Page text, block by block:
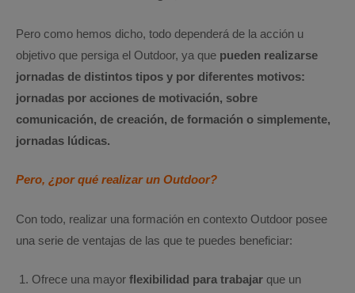
Pero como hemos dicho, todo dependerá de la acción u
objetivo que persiga el Outdoor, ya que pueden realizarse
jornadas de distintos tipos y por diferentes motivos:
jornadas por acciones de motivación, sobre
comunicación, de creación, de formación o simplemente,
jornadas lúdicas.
Pero, ¿por qué realizar un Outdoor?
Con todo, realizar una formación en contexto Outdoor posee
una serie de ventajas de las que te puedes beneficiar:
Ofrece una mayor flexibilidad para trabajar que un